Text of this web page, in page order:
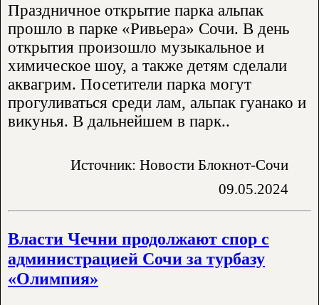
Праздничное открытие парка альпак
прошло в парке «Ривьера» Сочи. В день
открытия произошло музыкальное и
химическое шоу, а также детям сделали
аквагрим. Посетители парка могут
прогуливаться среди лам, альпак гуанако и
викунья. В дальнейшем в парк..
Источник: Новости Блокнот-Сочи
09.05.2024
Власти Чечни продолжают спор с
администрацией Сочи за турбазу
«Олимпия»